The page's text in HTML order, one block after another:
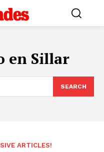
en Sillar
SEARCH
ARTICLES!